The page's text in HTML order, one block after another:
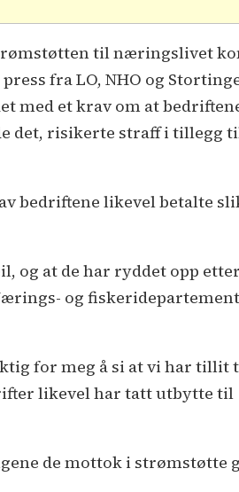
til næringslivet
fra LO, NHO og
med et krav om at
det, risikerte straff i tillegg
bedriftene likevel betalte
og at de har ryddet opp
og
for meg å si at vi har tillit
likevel har tatt utbytte til
de mottok i strømstøtte